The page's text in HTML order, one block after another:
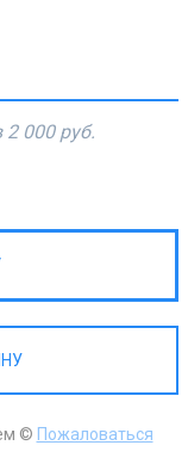
2 000 руб.
© Пожаловаться